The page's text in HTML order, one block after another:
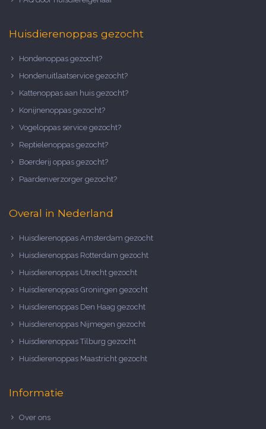
Huisdierenoppas gezocht
Hondenoppas gezocht?
Hondenuitlaatservice gezocht?
Kattenoppas aan huis gezocht?
Konijnenoppas gezocht?
Vogeloppas service gezocht?
Reptielenoppas gezocht?
Boerderij oppas gezocht?
Paardenverzorger gezocht?
Overal in Nederland
Huisdierenoppas Amsterdam gezocht
Huisdierenoppas Rotterdam gezocht
Huisdierenoppas Utrecht gezocht
Huisdierenoppas Groningen gezocht
Huisdierenoppas Den Haag gezocht
Huisdierenoppas Nijmegen gezocht
Huisdierenoppas Tilburg gezocht
Huisdierenoppas Maastricht gezocht
Informatie
Over ons